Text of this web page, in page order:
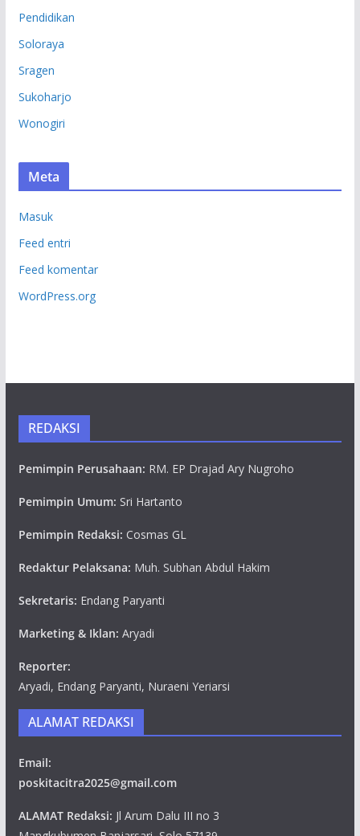
Pendidikan
Soloraya
Sragen
Sukoharjo
Wonogiri
Meta
Masuk
Feed entri
Feed komentar
WordPress.org
REDAKSI
Pemimpin Perusahaan: RM. EP Drajad Ary Nugroho
Pemimpin Umum: Sri Hartanto
Pemimpin Redaksi: Cosmas GL
Redaktur Pelaksana: Muh. Subhan Abdul Hakim
Sekretaris: Endang Paryanti
Marketing & Iklan: Aryadi
Reporter:
Aryadi, Endang Paryanti, Nuraeni Yeriarsi
ALAMAT REDAKSI
Email:
poskitacitra2025@gmail.com
ALAMAT Redaksi: Jl Arum Dalu III no 3